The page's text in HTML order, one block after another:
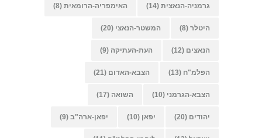
גרמניה-הנאצית (14) האימפריה-הרומאית (8)
היטלר (8) המשטר-הנאצי (20)
הנאצים (12) העת-העתיקה (9)
הפלמ"ח (13) הצבא-האדום (21)
הצבא-הגרמני (10) השואה (17)
יהודים (20) יפאן (10) יפאן-ארה"ב (9)